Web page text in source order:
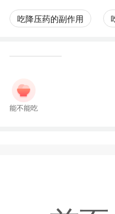
吃降压药的副作用
能不能吃